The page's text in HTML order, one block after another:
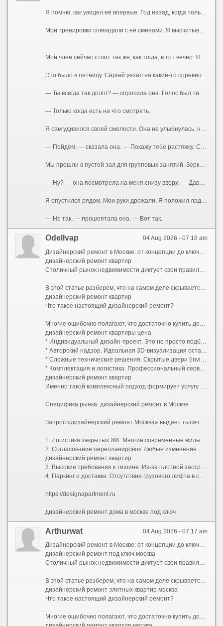
Я помню, как увидел её впервые. Год назад, когда только купил абонемент. Сергей, мой тренер, здоровенный мужик с бычьей шеей и вечно красным лицом, орал на меня за неправильную технику приседа. Она подошла, подала ему бутылку воды, мельком глянула на меня — и ушла. Ничего особенного. Обычная женщина, фигуристая, с тяжёлой грудью, которую она прятала под бесформенными футболками, с длинными тёмными волосами. Но было в ней что-то такое... Приручённое. Так дикий зверь, посаженный в клетку, сохраняет грацию движений, но теряет блеск в глазах. Она была красива той красотой, которую уже не замечает муж. Я стал замечать.
Мои тренировки совпадали с её сменами. Я высчитывал дни, когда она будет за стойкой. Сергей, ничего не подозревая, продолжал орать на меня, хлопать по плечу своей лапищей, рассказывать про «базу» и «сушку», а я думал только о том, как она поправляет волосы, как облизывает губы, когда задумывается, как наклоняется над стойкой, открывая взгляду ложбинку груди. Я представлял, какая она там, под одеждой. Представлял её запах. Не дезодорант и духи, а её, настоящий, — той женщины, которая спит с Сергеем, но не любит его. Я был уверен, что не любит. По тому, как она отстранялась, когда он мимоходом хлопал её по заднице. По тому, как она вздрагивала, когда он повышал голос.
Мой член сейчас стоит так же, как тогда, в тот вечер. Я сижу на скамье для жима, а перед глазами — не чёртово железо, а тот момент, когда всё началось.
Это было в пятницу. Сергей уехал на какие-то соревнования в область — то ли судить, то ли выступать, я так и не понял. Зал закрывался рано. Я задержался, доделывал подход, когда услышал её шаги. Она подошла, облокотилась на тренажёр рядом.
— Ты всегда так долго? — спросила она. Голос был тихий, без обычной дежурной бодрости.
— Только когда есть на что смотреть.
Я сам удивился своей смелости. Она не улыбнулась, не отвела глаза. Просто смотрела на меня так, словно что-то решала. В воздухе между нами повисло напряжение. Я чувствовал запах её тела — она была после душа, но сквозь гель для душа пробивался её собственный аромат.
— Пойдём, — сказала она. — Покажу тебе растяжку. Сергей говорил, у тебя с этим проблемы.
Мы прошли в пустой зал для групповых занятий. Зеркала во всю стену. Маты на полу. Она закрыла дверь на щеколду — просто, буднично, словно делала это сто раз. Я стоял как дурак, не зная, куда девать руки. А она села на мат, развела ноги в шпагат — легко, профессионально, как умеют только гимнастки и танцовщицы. Футболка натянулась на груди, обрисовав соски. Она была без лифчика.
— Ну? — она посмотрела на меня снизу вверх. — Давай. Тянись.
Я опустился рядом. Мои руки дрожали. Я положил ладони ей на плечи, нажал — она подалась вперёд, и её дыхание коснулось моего лица.
— Не так, — прошептала она. — Вот так.
04 Aug 2026 - 07:18 am
Odellvap
дизайнерский ремонт квартир
Столичный рынок недвижимости диктует свои правила. Покупка квартиры — это лишь половина дела, а иногда и только начало большого пути. Стандартная отделка от застройщика или устаревший советский интерьер редко отвечают запросам современного жителя мегаполиса. Именно поэтому услуга «дизайнерский ремонт под ключ» становится не роскошью, а рациональной необходимостью для тех, кто ценит свое время, комфорт и эстетику.
В этой статье разберем, что на самом деле скрывается за понятием дизайнерского ремонта в столице, из чего складывается его стоимость и как выбрать надежную команду.
дизайнерский ремонт квартир
Что такое настоящий дизайнерский ремонт?
Многие ошибочно полагают, что достаточно купить дорогие обои и итальянскую плитку, чтобы получить качественный результат. Однако разница между качественным евроремонтом и настоящим авторским проектом колоссальна. Дизайнерский ремонт — это прежде всего инженерия пространства:
дизайнерский ремонт квартиры цена
* Индивидуальный дизайн-проект. Это не просто подбор цветов, а полный пакет рабочей документации: планы демонтажа и монтажа, схемы электрики (с привязками розеток и выключателей), развертки стен, узлы примыканий, план потолков с указанием уровней и световых сценариев, раскладка плитки. В проекте учитывается каждая мелочь: от высоты вывода воды для бойлера до расположения роутера.
* Авторский надзор. Идеальная 3D-визуализация останется картинкой, если прораб решит упростить узел или сместить перегородку на 10 сантиметров. Авторский надзор гарантирует полное соответствие реализации задумке дизайнера.
* Сложные технические решения. Скрытые двери (invisible) со скрытыми петлями, магнитными замками и фугой в цвет стен; многоуровневое освещение с проходными переключателями; системы умного дома; шумоизоляция премиального уровня; приточно-вытяжная вентиляция и кондиционирование, трассы которого спрятаны за потолком без потери высоты помещения.
* Комплектация и логистика. Профессиональный сервис включает закупку черновых и чистовых материалов, их доставку, подъем на этаж и приемку партий. Заказчику не нужно искать, где купить редкий керамогранит или договариваться о возврате бракованной партии паркета.
дизайнерский ремонт квартир
Именно такой комплексный подход формирует услугу «дизайнерский ремонт под ключ». Клиент передает ключи от бетонной коробки (или жилья со старой отделкой) и получает обратно готовую квартиру, полностью укомплектованную техникой, светом, текстилем и даже базовым набором посуды. Все согласования проходят через одного менеджера проекта.
Специфика рынка: дизайнерский ремонт в Москве
Запрос «дизайнерский ремонт Москва» выдает тысячи предложений, но столичный регион имеет свою специфику, которую нельзя игнорировать при планировании бюджета и сроков:
1. Логистика закрытых ЖК. Многие современные жилые комплексы бизнес- и премиум-класса имеют строгие регламенты проведения работ: пропускная система, жесткие временные окна для разгрузки стройматериалов (например, с 10:00 до 18:00 по будням), обязательное страхование гражданской ответственности перед соседями.
2. Согласование перепланировок. Любые изменения мокрых зон, проемов в несущих стенах или объединение лоджии требуют официального узаконивания. Компании, специализирующиеся на дизайнерском ремонте в Москве, обычно берут этот бюрократический процесс на себя, взаимодействуя с БТИ и жилищной инспекцией.
дизайнерский ремонт квартир
3. Высокие требования к тишине. Из-за плотной застройки управляющие компании жестко штрафуют бригады за работу перфоратором вне разрешенных часов. Это увеличивает общий срок ремонта, так как чистая смена инструмента требует дополнительного времени.
4. Паркинг и доставка. Отсутствие грузового лифта в старом фонде или платный въезд фур во двор могут добавить существенную сумму к транспортным расходам.
https://designapartment.ru
дизайнерский ремонт дома в москве под ключ
04 Aug 2026 - 07:17 am
Arthurwat
Дизайнерский ремонт в Москве: от концепции до ключей без стресса и скрытых платежей
дизайнерский ремонт под ключ москва
Столичный рынок недвижимости диктует свои правила. Покупка квартиры — это лишь половина дела, а иногда и только начало большого пути. Стандартная отделка от застройщика или устаревший советский интерьер редко отвечают запросам современного жителя мегаполиса. Именно поэтому услуга «дизайнерский ремонт под ключ» становится не роскошью, а рациональной необходимостью для тех, кто ценит свое время, комфорт и эстетику.
В этой статье разберем, что на самом деле скрывается за понятием дизайнерского ремонта в столице, из чего складывается его стоимость и как выбрать надежную команду.
дизайнерский ремонт элитных квартир москва
Что такое настоящий дизайнерский ремонт?
Многие ошибочно полагают, что достаточно купить дорогие обои и итальянскую плитку, чтобы получить качественный результат. Однако разница между качественным евроремонтом и настоящим авторским проектом колоссальна. Дизайнерский ремонт — это прежде всего инженерия пространства: